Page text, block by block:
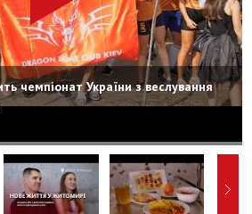
чемпіонат України з веслування